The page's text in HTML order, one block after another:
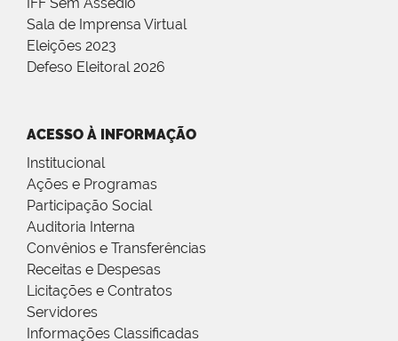
IFF Sem Assédio
Sala de Imprensa Virtual
Eleições 2023
Defeso Eleitoral 2026
ACESSO À INFORMAÇÃO
Institucional
Ações e Programas
Participação Social
Auditoria Interna
Convênios e Transferências
Receitas e Despesas
Licitações e Contratos
Servidores
Informações Classificadas